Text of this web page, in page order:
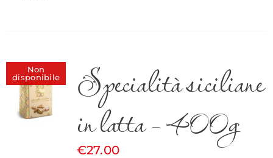
Non
disponibile
Specialità siciliane
in latta – 400g
€27.00